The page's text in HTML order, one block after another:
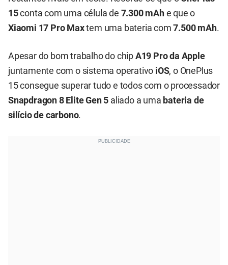
15conta com uma célula de 7.300 mAhe que o
Xiaomi 17 Pro Maxtem uma bateria com 7.500 mAh.
Apesar do bom trabalho do chip A19 Pro da Apple
juntamente com o sistema operativo iOS, o OnePlus
15 consegue superar tudo e todos com o processador
Snapdragon 8 Elite Gen 5 aliado a uma bateria de
silício de carbono.